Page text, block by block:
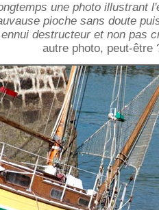
une photo illustrant
pioche sans doute
destructeur et non pas
autre photo, peut-être